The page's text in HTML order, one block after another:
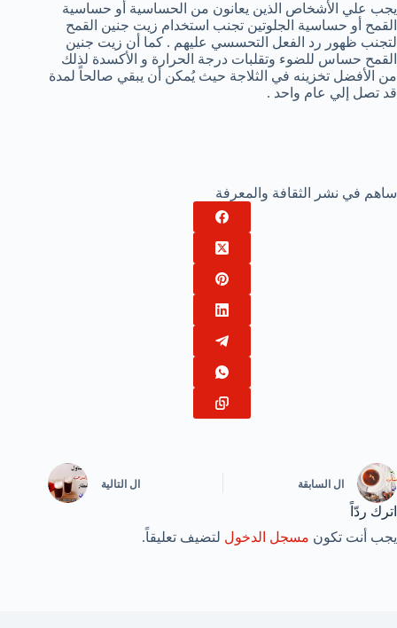
يجب علي الأشخاص الذين يعانون من الحساسية أو حساسية
القمح أو حساسية الجلوتين تجنب استخدام زيت جنين القمح
لتجنب ظهور رد الفعل التحسسي عليهم . كما أن زيت جنين
القمح حساس للضوء وتقلبات درجة الحرارة و الأكسدة لذلك
من الأفضل تخزينه في الثلاجة حيث يُمكن أن يبقي صالحاً لمدة
قد تصل إلي عام واحد .
ساهم في نشر الثقافة والمعرفة
ال السابقة ال التالية
اترك ردّاً
يجب أنت تكون مسجل الدخول لتضيف تعليقاً.